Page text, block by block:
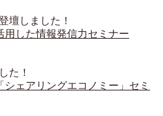
壇しました！
した情報発信力セミナー
た！
ェアリングエコノミー」セミ